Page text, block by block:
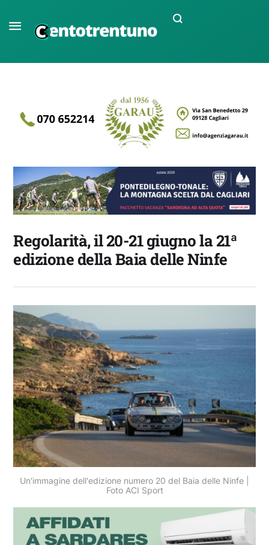
Regolarità, il 20-21 giugno la 21ª
edizione della Baia delle Ninfe
Un'immagine dell'edizione numero 20 del Baia delle Ninfe |
Foto ACI Sport